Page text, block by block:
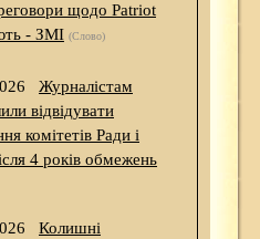
щодо Patriot
- ЗМІ (Слово)
Журналістам
відвідувати
комітетів Ради і
4 років обмежень
Колишні